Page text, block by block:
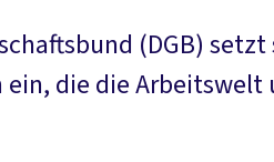
(DGB)
die die